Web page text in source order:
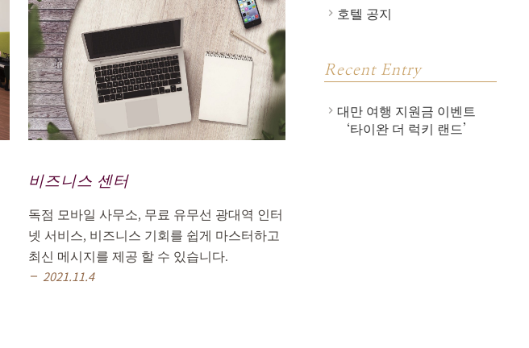
비즈니스 센터
독점 모바일 사무소, 무료 유무선 광대역 인터
넷 서비스, 비즈니스 기회를 쉽게 마스터하고
최신 메시지를 제공 할 수 있습니다.
remove 2021.11.4
호텔 공지
Recent Entry
대만 여행 지원금 이벤트
‘타이완 더 럭키 랜드’